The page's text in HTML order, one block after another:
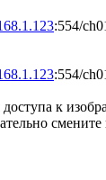
:554/
:554/
к
смените